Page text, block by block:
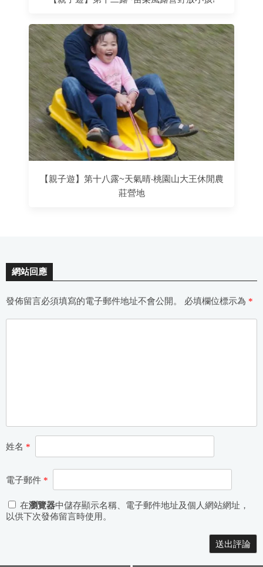
【親子遊】第十八露~天氣晴‧桃園山大王休閒農
莊營地
網站回應
發佈留言必須填寫的電子郵件地址不會公開。 必填欄位標示為 *
姓名 *
電子郵件 *
在瀏覽器中儲存顯示名稱、電子郵件地址及個人網站網址，
以供下次發佈留言時使用。